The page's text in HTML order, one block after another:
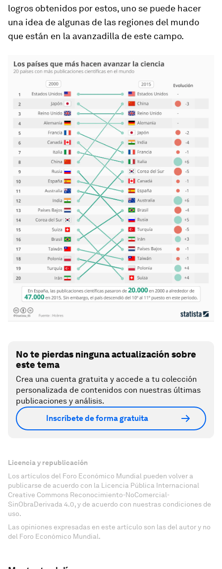
logros obtenidos por estos, uno se puede hacer
una idea de algunas de las regiones del mundo
que están en la avanzadilla de este campo.
No te pierdas ninguna actualización sobre
este tema
Crea una cuenta gratuita y accede a tu colección
personalizada de contenidos con nuestras últimas
publicaciones y análisis.
Inscríbete de forma gratuita
Licencia y republicación
Los artículos del Foro Económico Mundial pueden volver a
publicarse de acuerdo con la Licencia Pública Internacional
Creative Commons Reconocimiento-NoComercial-
SinObraDerivada 4.0, y de acuerdo con nuestras condiciones de
uso.
Las opiniones expresadas en este artículo son las del autor y no
del Foro Económico Mundial.